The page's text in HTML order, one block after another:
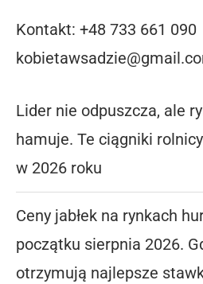
Kontakt: +48 733 661 090
Lider nie odpuszcza, ale
hamuje. Te ciągniki
w 2026 roku
Ceny jabłek na rynkach
początku sierpnia 2026.
otrzymują najlepsze